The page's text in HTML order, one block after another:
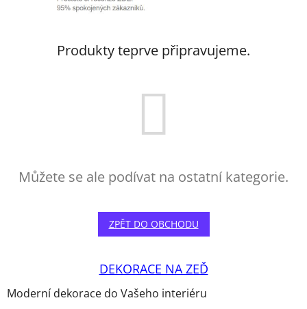
Produkty teprve připravujeme.
Můžete se ale podívat na ostatní kategorie.
ZPĚT DO OBCHODU
DEKORACE NA ZEĎ
Moderní dekorace do Vašeho interiéru